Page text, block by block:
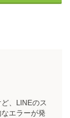
、LINEのス
エラーが発